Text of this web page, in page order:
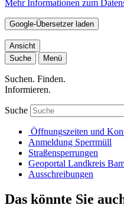
Mehr Informationen zum
Google-Übersetzer laden
Ansicht
Suche
Menü
Suchen. Finden.
Informieren.
Suche
Öffnungszeiten und
Anmeldung Sperrmüll
Straßensperrungen
Geoportal Landkreis
Ausschreibungen
Das könnte Sie